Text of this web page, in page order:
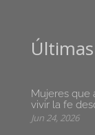
Mujeres que
vivir la fe
Jun 24, 2026